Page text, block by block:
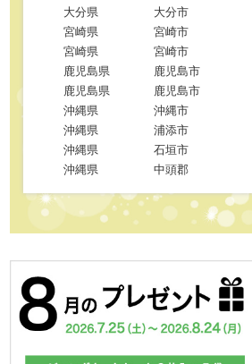
大分県
大分市
宮崎県
宮崎市
宮崎県
宮崎市
鹿児島県
鹿児島市
鹿児島県
鹿児島市
沖縄県
沖縄市
沖縄県
浦添市
沖縄県
石垣市
沖縄県
中頭郡